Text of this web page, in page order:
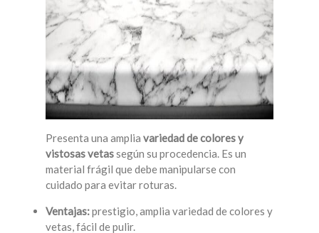
Presenta una amplia variedad de colores y
vistosas vetassegún su procedencia. Es un
material frágil que debe manipularse con
cuidado para evitar roturas.
Ventajas:prestigio, amplia variedad de colores y
vetas, fácil de pulir.